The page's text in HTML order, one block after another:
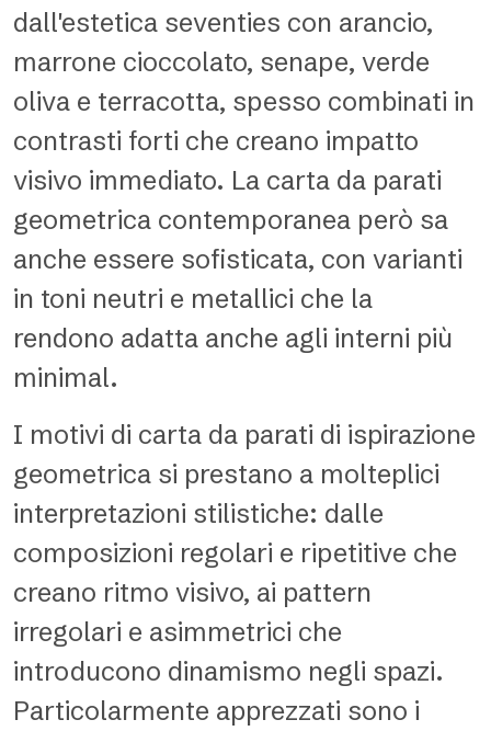
dall'estetica seventies con arancio,
marrone cioccolato, senape, verde
oliva e terracotta, spesso combinati in
contrasti forti che creano impatto
visivo immediato. La carta da parati
geometrica contemporanea però sa
anche essere sofisticata, con varianti
in toni neutri e metallici che la
rendono adatta anche agli interni più
minimal.
I motivi di carta da parati di ispirazione
geometrica si prestano a molteplici
interpretazioni stilistiche: dalle
composizioni regolari e ripetitive che
creano ritmo visivo, ai pattern
irregolari e asimmetrici che
introducono dinamismo negli spazi.
Particolarmente apprezzati sono i